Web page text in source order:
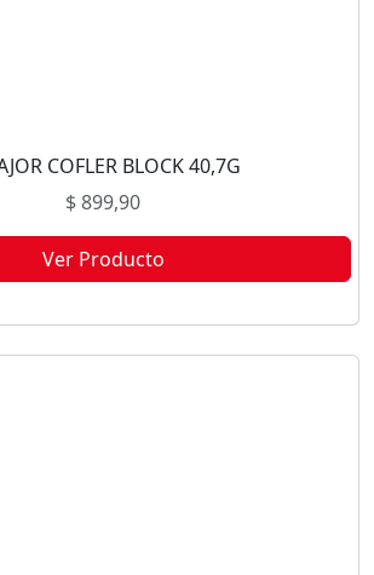
COFLER BLOCK 40,7G
$899,90
Ver Producto